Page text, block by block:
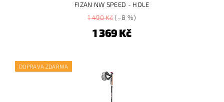
FIZAN NW SPEED - HOLE
1 490 Kč(–8 %)
1 369 Kč
DOPRAVA ZDARMA